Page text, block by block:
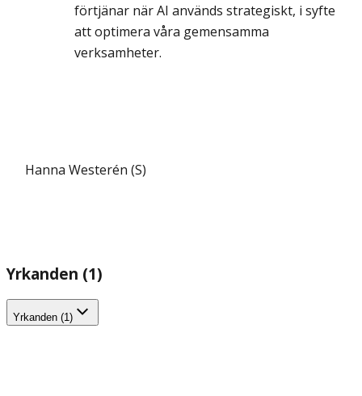
förtjänar när AI används strategiskt, i syfte
att optimera våra gemensamma
verksamheter.
Hanna Westerén (S)
Yrkanden (1)
Yrkanden (1)